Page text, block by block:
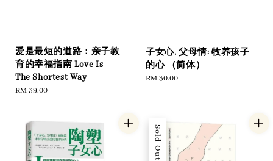
爱是最短的道路：亲子教
育的幸福指南 Love Is
The Shortest Way
Regular
RM 39.00
子女心, 父母情: 牧养孩子
的心 （简体）
Regular
RM 30.00
Sold Out